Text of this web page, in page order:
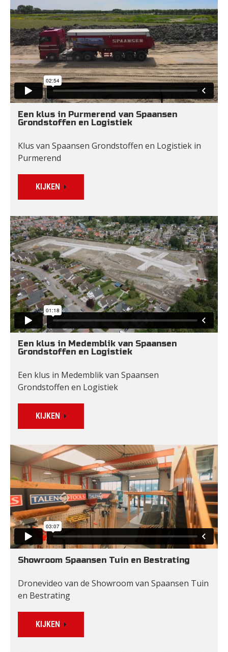
Een klus in Purmerend van Spaansen
Grondstoffen en Logistiek
Klus van Spaansen Grondstoffen en Logistiek in
Purmerend
KIJKEN
Een klus in Medemblik van Spaansen
Grondstoffen en Logistiek
Een klus in Medemblik van Spaansen
Grondstoffen en Logistiek
KIJKEN
Showroom Spaansen Tuin en Bestrating
Dronevideo van de Showroom van Spaansen Tuin
en Bestrating
KIJKEN